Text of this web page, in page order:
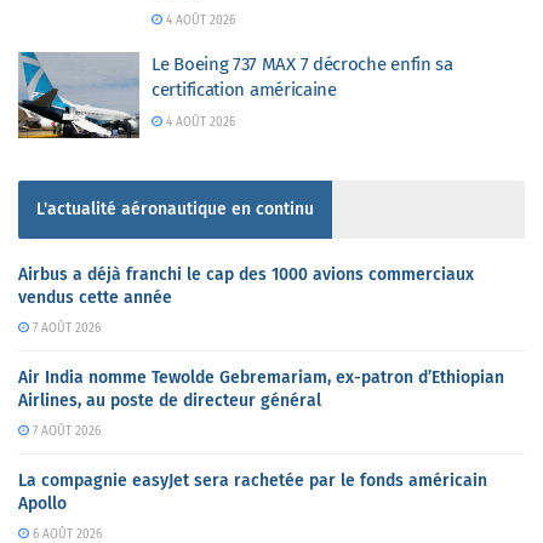
4 AOÛT 2026
Le Boeing 737 MAX 7 décroche enfin sa
certification américaine
4 AOÛT 2026
L'actualité aéronautique en continu
Airbus a déjà franchi le cap des 1000 avions commerciaux
vendus cette année
7 AOÛT 2026
Air India nomme Tewolde Gebremariam, ex-patron d’Ethiopian
Airlines, au poste de directeur général
7 AOÛT 2026
La compagnie easyJet sera rachetée par le fonds américain
Apollo
6 AOÛT 2026